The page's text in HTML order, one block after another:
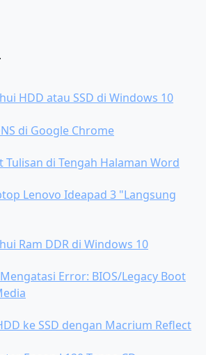
HDD atau SSD di Windows 10
di Google Chrome
Tulisan di Tengah Halaman Word
Lenovo Ideapad 3 "Langsung
Ram DDR di Windows 10
Error: BIOS/Legacy Boot
ke SSD dengan Macrium Reflect